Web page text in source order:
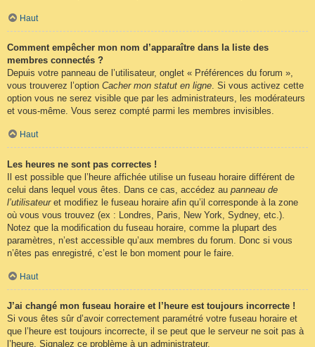
Haut
Comment empêcher mon nom d’apparaître dans la liste des
membres connectés ?
Depuis votre panneau de l’utilisateur, onglet « Préférences du forum »,
vous trouverez l’option Cacher mon statut en ligne . Si vous activez cette
option vous ne serez visible que par les administrateurs, les modérateurs
et vous-même. Vous serez compté parmi les membres invisibles.
Haut
Les heures ne sont pas correctes !
Il est possible que l’heure affichée utilise un fuseau horaire différent de
celui dans lequel vous êtes. Dans ce cas, accédez au panneau de
l’utilisateuret modifiez le fuseau horaire afin qu’il corresponde à la zone
où vous vous trouvez (ex : Londres, Paris, New York, Sydney, etc.).
Notez que la modification du fuseau horaire, comme la plupart des
paramètres, n’est accessible qu’aux membres du forum. Donc si vous
n’êtes pas enregistré, c’est le bon moment pour le faire.
Haut
J’ai changé mon fuseau horaire et l’heure est toujours incorrecte !
Si vous êtes sûr d’avoir correctement paramétré votre fuseau horaire et
que l’heure est toujours incorrecte, il se peut que le serveur ne soit pas à
l’heure. Signalez ce problème à un administrateur.